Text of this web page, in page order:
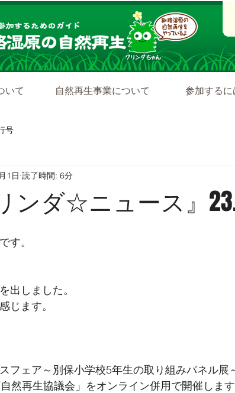
いて 自然再生事業について 参加する
号
ンダ☆ニュース』
1日 読了時間: 6分
す。
出しました。
じます。
フェア～別保小学校5年生の取り組みパネル展
然再生協議会」をオンライン併用で開催します